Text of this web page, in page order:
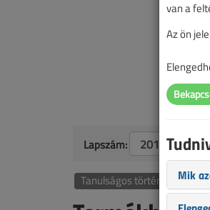
Lapszám:
Tanulságos történetek
van a
Az ön
Mik